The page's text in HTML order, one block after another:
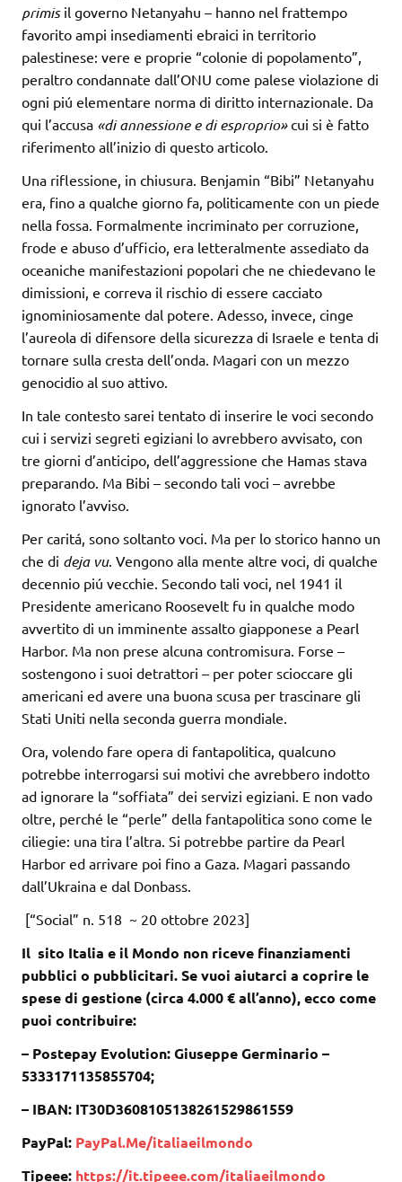
primisil governo Netanyahu – hanno nel frattempo
favorito ampi insediamenti ebraici in territorio
palestinese: vere e proprie “colonie di popolamento”,
peraltro condannate dall’ONU come palese violazione di
ogni piú elementare norma di diritto internazionale. Da
qui l’accusa «di annessione e di esproprio»cui si è fatto
riferimento all’inizio di questo articolo.
Una riflessione, in chiusura. Benjamin “Bibi” Netanyahu
era, fino a qualche giorno fa, politicamente con un piede
nella fossa. Formalmente incriminato per corruzione,
frode e abuso d’ufficio, era letteralmente assediato da
oceaniche manifestazioni popolari che ne chiedevano le
dimissioni, e correva il rischio di essere cacciato
ignominiosamente dal potere. Adesso, invece, cinge
l’aureola di difensore della sicurezza di Israele e tenta di
tornare sulla cresta dell’onda. Magari con un mezzo
genocidio al suo attivo.
In tale contesto sarei tentato di inserire le voci secondo
cui i servizi segreti egiziani lo avrebbero avvisato, con
tre giorni d’anticipo, dell’aggressione che Hamas stava
preparando. Ma Bibi – secondo tali voci – avrebbe
ignorato l’avviso.
Per caritá, sono soltanto voci. Ma per lo storico hanno un
che di deja vu. Vengono alla mente altre voci, di qualche
decennio piú vecchie. Secondo tali voci, nel 1941 il
Presidente americano Roosevelt fu in qualche modo
avvertito di un imminente assalto giapponese a Pearl
Harbor. Ma non prese alcuna contromisura. Forse –
sostengono i suoi detrattori – per poter scioccare gli
americani ed avere una buona scusa per trascinare gli
Stati Uniti nella seconda guerra mondiale.
Ora, volendo fare opera di fantapolitica, qualcuno
potrebbe interrogarsi sui motivi che avrebbero indotto
ad ignorare la “soffiata” dei servizi egiziani. E non vado
oltre, perché le “perle” della fantapolitica sono come le
ciliegie: una tira l’altra. Si potrebbe partire da Pearl
Harbor ed arrivare poi fino a Gaza. Magari passando
dall’Ukraina e dal Donbass.
[“Social” n. 518 ~ 20 ottobre 2023]
Il sito Italia e il Mondo non riceve finanziamenti
pubblici o pubblicitari. Se vuoi aiutarci a coprire le
spese di gestione (circa 4.000 € all’anno), ecco come
puoi contribuire:
– Postepay Evolution: Giuseppe Germinario –
5333171135855704;
– IBAN: IT30D3608105138261529861559
PayPal: PayPal.Me/italiaeilmondo
Tipeee: https://it.tipeee.com/italiaeilmondo